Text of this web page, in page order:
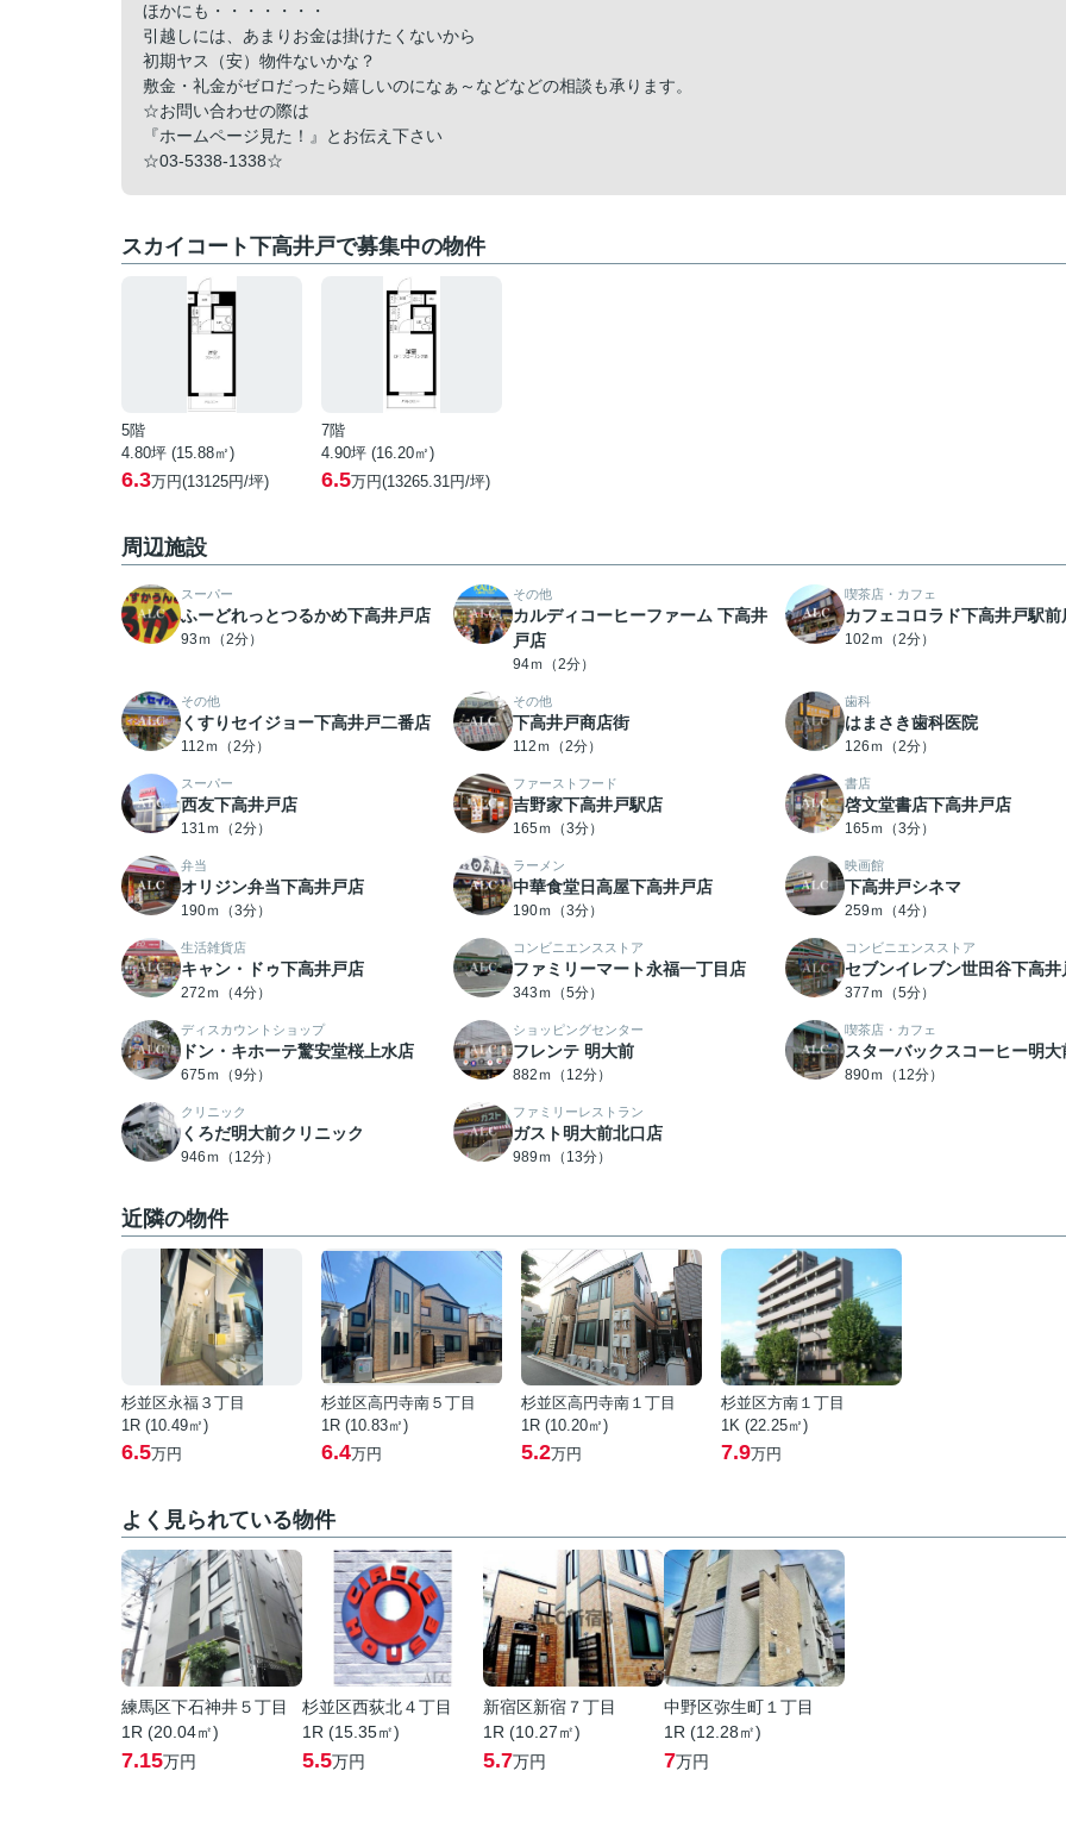
ほかにも・・・・・・・
引越しには、あまりお金は掛けたくないから
初期ヤス（安）物件ないかな？
敷金・礼金がゼロだったら嬉しいのになぁ～などなどの相談も承ります。
☆お問い合わせの際は
『ホームページ見た！』とお伝え下さい
☆03-5338-1338☆
スカイコート下高井戸で募集中の物件
5階
4.80坪 (15.88㎡)
6.3万円(13125円/坪)
7階
4.90坪 (16.20㎡)
6.5万円(13265.31円/坪)
周辺施設
スーパー
ふーどれっとつるかめ下高井戸店
93ｍ（2分）
その他
カルディコーヒーファーム 下高井
戸店
94ｍ（2分）
喫茶店・カフェ
カフェコロラド下高井戸駅前
102ｍ（2分）
その他
くすりセイジョー下高井戸二番店
112ｍ（2分）
その他
下高井戸商店街
112ｍ（2分）
歯科
はまさき歯科医院
126ｍ（2分）
スーパー
西友下高井戸店
131ｍ（2分）
ファーストフード
吉野家下高井戸駅店
165ｍ（3分）
書店
啓文堂書店下高井戸店
165ｍ（3分）
弁当
オリジン弁当下高井戸店
190ｍ（3分）
ラーメン
中華食堂日高屋下高井戸店
190ｍ（3分）
映画館
下高井戸シネマ
259ｍ（4分）
生活雑貨店
キャン・ドゥ下高井戸店
272ｍ（4分）
コンビニエンスストア
ファミリーマート永福一丁目店
343ｍ（5分）
コンビニエンスストア
セブンイレブン世田谷下高井
377ｍ（5分）
ディスカウントショップ
ドン・キホーテ驚安堂桜上水店
675ｍ（9分）
ショッピングセンター
フレンテ 明大前
882ｍ（12分）
喫茶店・カフェ
スターバックスコーヒー明大
890ｍ（12分）
クリニック
くろだ明大前クリニック
946ｍ（12分）
ファミリーレストラン
ガスト明大前北口店
989ｍ（13分）
近隣の物件
杉並区永福３丁目
1R (10.49㎡)
6.5万円
杉並区高円寺南５丁目
1R (10.83㎡)
6.4万円
杉並区高円寺南１丁目
1R (10.20㎡)
5.2万円
杉並区方南１丁目
1K (22.25㎡)
7.9万円
よく見られている物件
練馬区下石神井５丁目
1R (20.04㎡)
7.15万円
杉並区西荻北４丁目
1R (15.35㎡)
5.5万円
新宿区新宿７丁目
1R (10.27㎡)
5.7万円
中野区弥生町１丁目
1R (12.28㎡)
7万円